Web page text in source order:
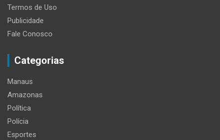
Termos de Uso
Publicidade
Fale Conosco
Categorias
Manaus
Amazonas
Política
Polícia
Esportes